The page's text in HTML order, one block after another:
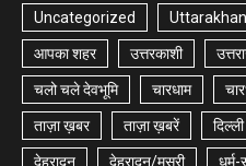
Uncategorized
आपका शहर उत्तरकाशी
चलो चले देवभूमि चारधाम
ताज़ा ख़बर ताज़ा ख़बरें दिल्ली
देहरादून देहरादून/मसूरी